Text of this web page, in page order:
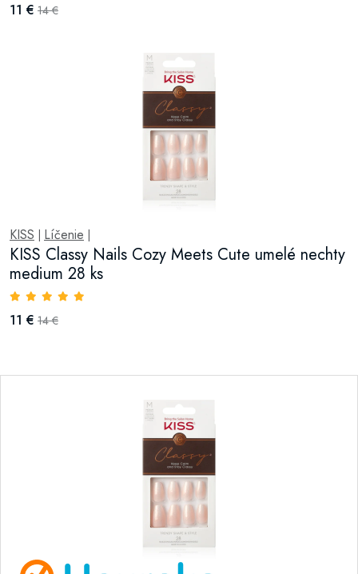
11 € 14 €
KISS Líčenie
KISS Classy Nails Cozy Meets Cute umelé nechty
medium 28 ks
11 € 14 €